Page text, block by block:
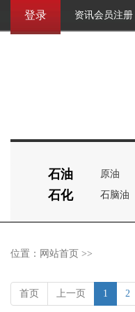
登录 资讯会员注册
石油
石化
原油
石脑油
位置： 网站首页 >>
首页 上一页 1 2